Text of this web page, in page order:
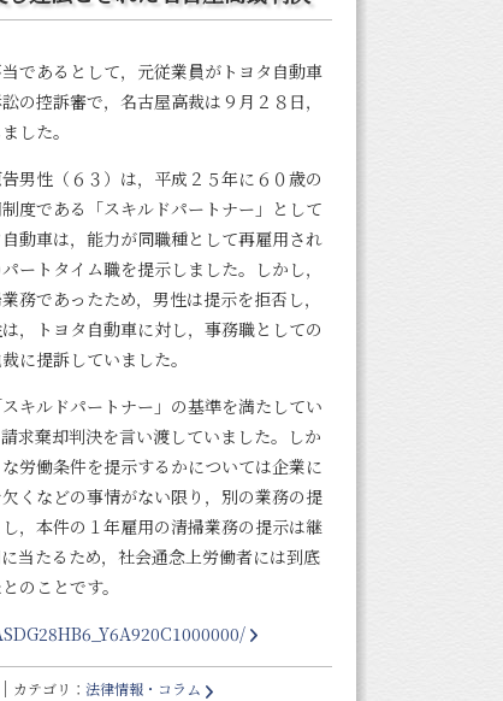
であるとして，元従業員がトヨタ自動車
の控訴審で，名古屋高裁は９月２８日，
した。
男性（６３）は，平成２５年に６０歳の
度である「スキルドパートナー」として
動車は，能力が同職種として再雇用され
ートタイム職を提示しました。しかし，
務であったため，男性は提示を拒否し，
，トヨタ自動車に対し，事務職としての
に提訴していました。
キルドパートナー」の基準を満たしてい
求棄却判決を言い渡していました。しか
労働条件を提示するかについては企業に
くなどの事情がない限り，別の業務の提
，本件の１年雇用の清掃業務の提示は継
当たるため，社会通念上労働者には到底
のことです。
｜ カテゴリ： 法律情報・コラム